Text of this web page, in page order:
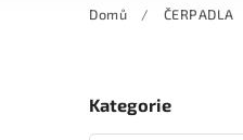
Domů / ČERPADLA
Kategorie